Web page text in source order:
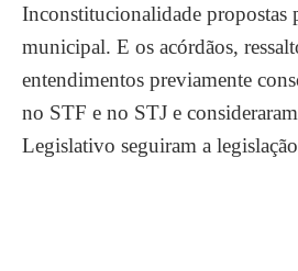
Inconstitucionalidade propostas
municipal. E os acórdãos,
entendimentos previamente
no STF e no STJ e
Legislativo seguiram a